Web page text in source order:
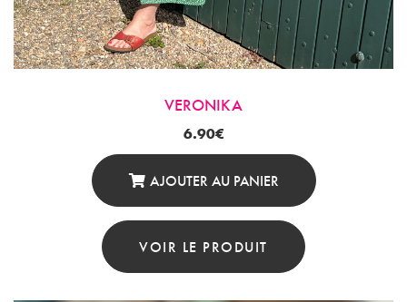
VERONIKA
6.90€
AJOUTER AU PANIER
VOIR LE PRODUIT